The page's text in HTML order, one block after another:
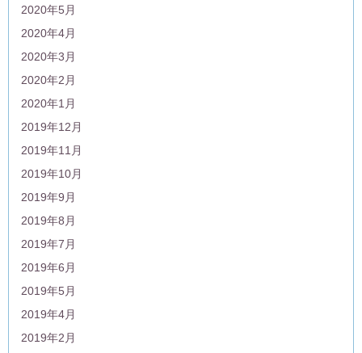
2020年5月
2020年4月
2020年3月
2020年2月
2020年1月
2019年12月
2019年11月
2019年10月
2019年9月
2019年8月
2019年7月
2019年6月
2019年5月
2019年4月
2019年2月